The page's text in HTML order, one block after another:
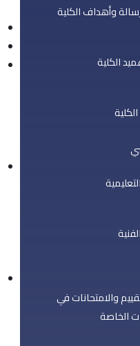
وأهداف الكلية
الكلية
والامتحانات في
الخاصة